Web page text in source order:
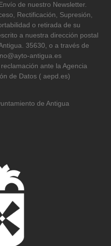
de nuestro Newsletter.
Rectificación, Supresión,
o retirada de su
a nuestra dirección postal
35630, o a través de
antigua.es
ante la Agencia
de Datos ( aepd.es)
de Antigua